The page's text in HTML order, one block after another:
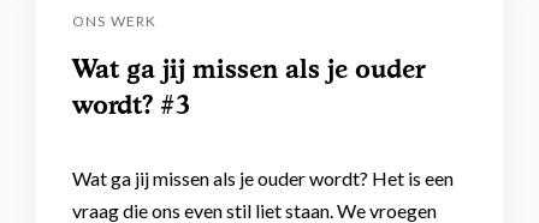
ONS WERK
Wat ga jij missen als je ouder
wordt? #3
Wat ga jij missen als je ouder wordt? Het is een
vraag die ons even stil liet staan. We vroegen